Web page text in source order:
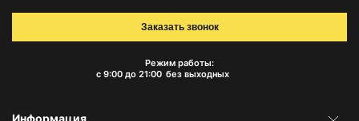
Режим работы:
с 9:00 до 21:00 без выходных
Заказать звонок